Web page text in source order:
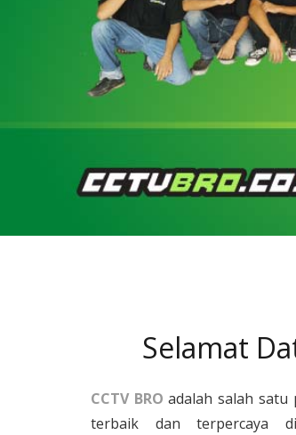
Selamat
CCTV BRO adalah salah satu
terbaik dan terpercaya